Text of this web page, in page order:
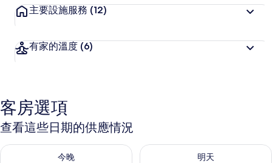
主要設施服務 (12)
有家的溫度 (6)
客房選項
查看這些日期的供應情況
今晚
查看今晚 (8月 8 - 8月 9) 的供應情況
明天
查看明天 (8月 9 - 8月 10) 的供